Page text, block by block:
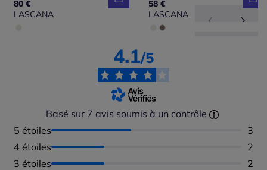
80 €
LASCANA
58 €
LASCANA
4.1/5
Basé sur 7 avis soumis à un contrôle
5 étoiles
3
4 étoiles
2
3 étoiles
2